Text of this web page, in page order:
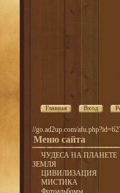
Главная Вход
//go.ad2up.com/
Меню сайта
ЧУДЕСА НА ПЛАНЕТЕ
ЗЕМЛЯ
ЦИВИЛИЗАЦИЯ
МИСТИКА
Фотоальбомы